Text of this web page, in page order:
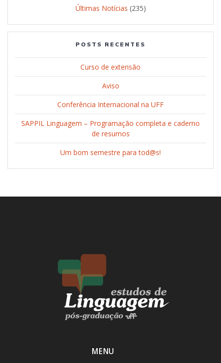
Últimas Notícias (235)
POSTS RECENTES
Curso de extensão
Aviso
Conferência Internacional na UFF
SAPPIL Linguagem – Programação completa e caderno
de resumos
Um bom semestre para tod@s!
MENU